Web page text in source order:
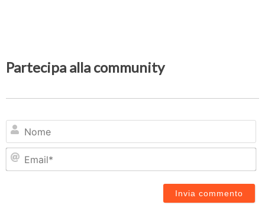
Partecipa alla community